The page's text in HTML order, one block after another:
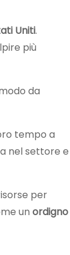
Uniti.
più
da
tempo a
nel settore e
per
un ordigno